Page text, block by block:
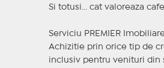
Si totusi... cat valoreaza
Serviciu PREMIER
Achizitie prin orice tip de
inclusiv pentru venituri din